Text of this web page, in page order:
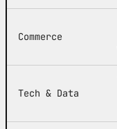
Commerce
Tech & Data